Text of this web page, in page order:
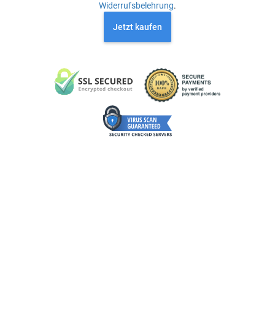
Widerrufsbelehrung.
Jetzt kaufen